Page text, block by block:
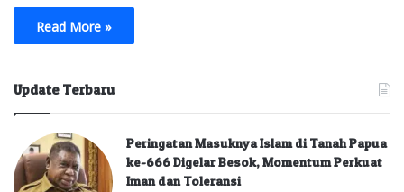
Read More »
Update Terbaru
Peringatan Masuknya Islam di Tanah Papua
ke-666 Digelar Besok, Momentum Perkuat
Iman dan Toleransi